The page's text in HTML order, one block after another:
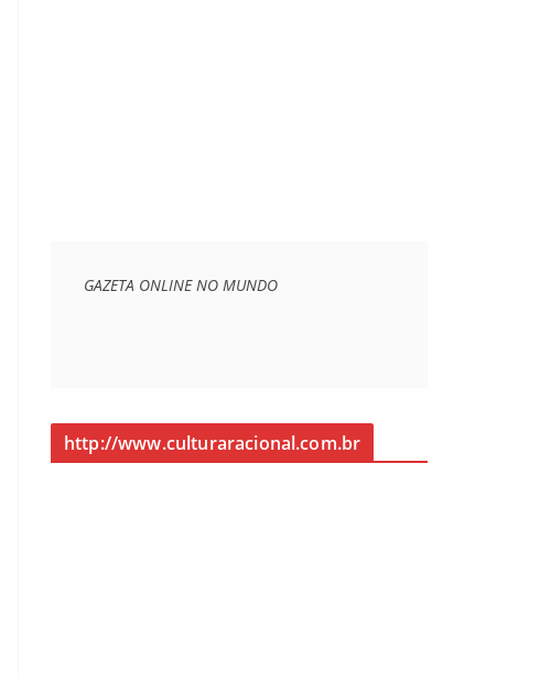
GAZETA ONLINE NO MUNDO
http://www.culturaracional.com.br